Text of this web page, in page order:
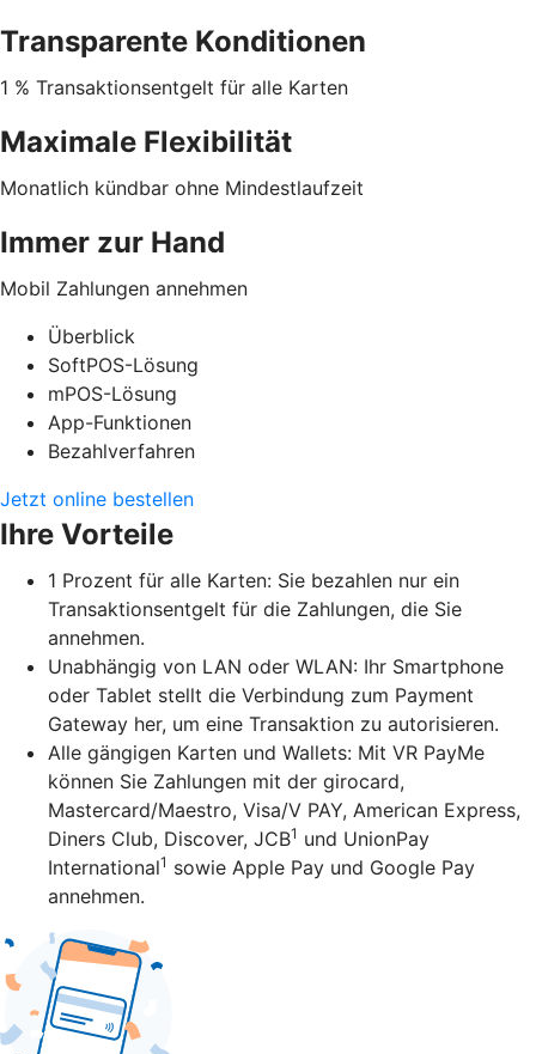
Transparente Konditionen
1 % Transaktionsentgelt für alle Karten
Maximale Flexibilität
Monatlich kündbar ohne Mindestlaufzeit
Immer zur Hand
Mobil Zahlungen annehmen
Überblick
SoftPOS-Lösung
mPOS-Lösung
App-Funktionen
Bezahlverfahren
Jetzt online bestellen
Ihre Vorteile
1 Prozent für alle Karten: Sie bezahlen nur ein
Transaktionsentgelt für die Zahlungen, die Sie
annehmen.
Unabhängig von LAN oder WLAN: Ihr Smartphone
oder Tablet stellt die Verbindung zum Payment
Gateway her, um eine Transaktion zu autorisieren.
Alle gängigen Karten und Wallets: Mit VR PayMe
können Sie Zahlungen mit der girocard,
Mastercard/Maestro, Visa/V PAY, American Express,
Diners Club, Discover, JCB1 und UnionPay
International1 sowie Apple Pay und Google Pay
annehmen.